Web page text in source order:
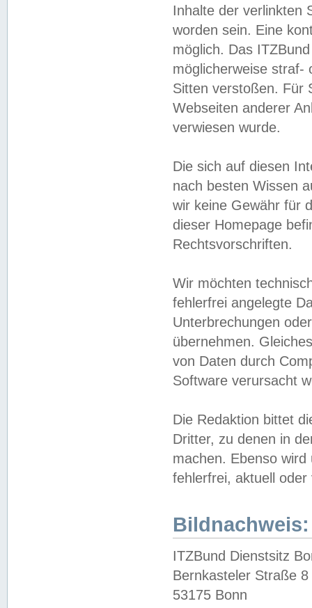
Inhalte der verlinkten
worden sein. Eine
möglich. Das
möglicherweise straf-
Sitten verstoßen. Für
Webseiten anderer
verwiesen wurde.
Die sich auf diesen
nach besten Wissen
wir keine Gewähr für
dieser Homepage
Rechtsvorschriften.
Wir möchten
fehlerfrei angelegte
Unterbrechungen
übernehmen.
von Daten durch
Software verursacht
Die Redaktion bittet
Dritter, zu denen in
machen. Ebenso
fehlerfrei, aktuell oder
Bildnachweis:
ITZBund Dienstsitz
Bernkasteler Straße 8
53175 Bonn